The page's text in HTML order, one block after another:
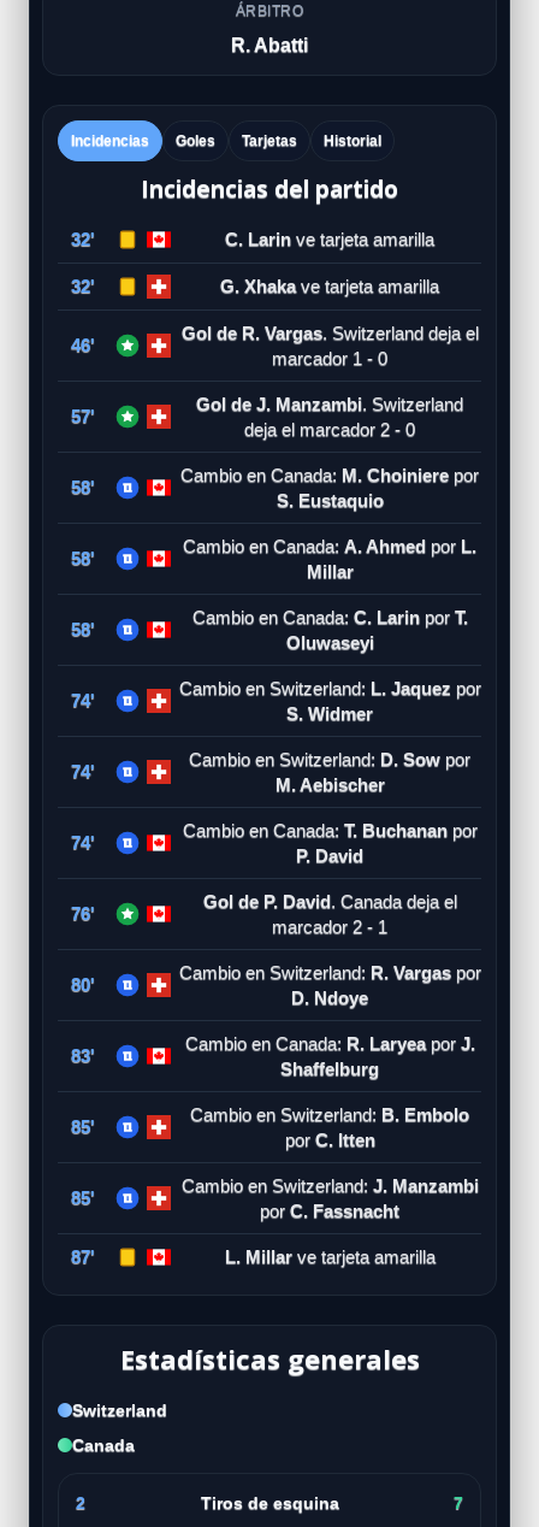
ÁRBITRO
R. Abatti
Incidencias Goles Tarjetas Historial
Incidencias del partido
32' C. Larin ve tarjeta amarilla
32' G. Xhakave tarjeta amarilla
46'
Gol de R. Vargas. Switzerland deja el
marcador 1 - 0
57'
Gol de J. Manzambi. Switzerland
deja el marcador 2 - 0
58'
Cambio en Canada: M. Choiniere por
S. Eustaquio
58'
Cambio en Canada: A. Ahmed por L.
Millar
58'
Cambio en Canada: C. Larinpor T.
Oluwaseyi
74'
Cambio en Switzerland: L. Jaquez por
S. Widmer
74'
Cambio en Switzerland: D. Sow por
M. Aebischer
74'
Cambio en Canada: T. Buchananpor
P. David
76'
Gol de P. David. Canada deja el
marcador 2 - 1
80'
Cambio en Switzerland: R. Vargaspor
D. Ndoye
83'
Cambio en Canada: R. Laryeapor J.
Shaffelburg
85'
Cambio en Switzerland: B. Embolo
por C. Itten
85'
Cambio en Switzerland: J. Manzambi
por C. Fassnacht
87' L. Millarve tarjeta amarilla
Estadísticas generales
Switzerland
Canada
2 Tiros de esquina 7